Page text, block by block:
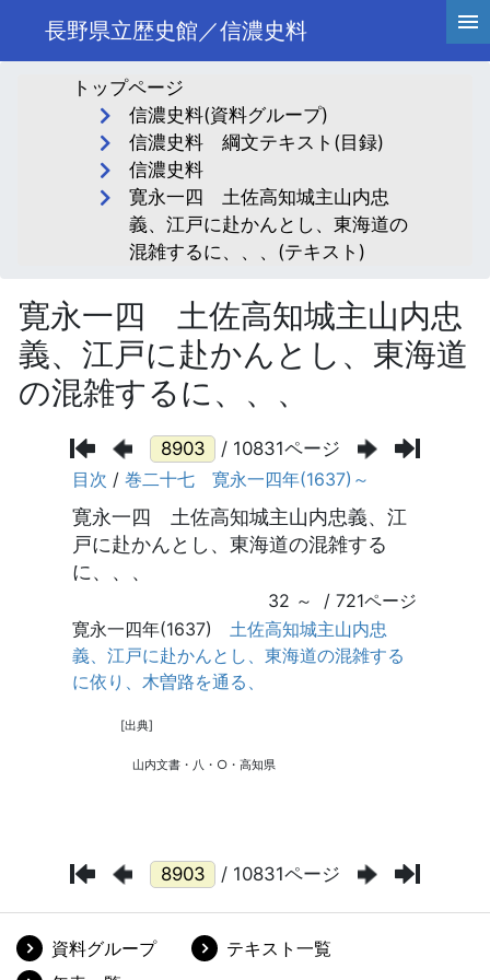
長野県立歴史館／信濃史料
トップページ
信濃史料(資料グループ)
信濃史料 綱文テキスト(目録)
信濃史料
寛永一四 土佐高知城主山内忠
義、江戸に赴かんとし、東海道の
混雑するに、、、(テキスト)
寛永一四 土佐高知城主山内忠
義、江戸に赴かんとし、東海道
の混雑するに、、、
/ 10831ページ
/ 10831ページ
資料グループ
テキスト一覧